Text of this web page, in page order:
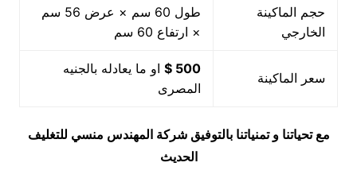
حجم الماكينة
الخارجي
طول 60 سم × عرض 56 سم
× ارتفاع 60 سم
سعر الماكينة
500 $
او ما يعادله بالجنيه
المصرى
مع تحياتنا و تمنياتنا بالتوفيق شركة المهندس منسي للتغليف
الحديث